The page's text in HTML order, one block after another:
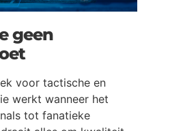
geen
voor tactische en
werkt wanneer het
tot fanatieke